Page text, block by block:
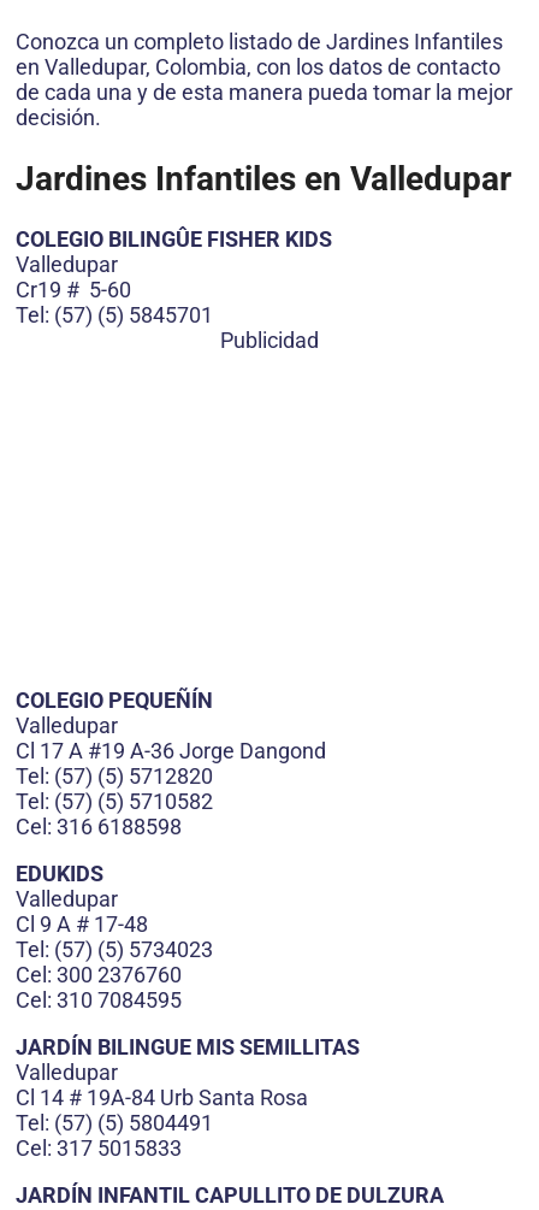
Conozca un completo listado de Jardines Infantiles
en Valledupar, Colombia, con los datos de contacto
de cada una y de esta manera pueda tomar la mejor
decisión.
Jardines Infantiles en Valledupar
COLEGIO BILINGÛE FISHER KIDS
Valledupar
Cr19 # 5-60
Tel: (57) (5) 5845701
Publicidad
COLEGIO PEQUEÑÍN
Valledupar
Cl 17 A #19 A-36 Jorge Dangond
Tel: (57) (5) 5712820
Tel: (57) (5) 5710582
Cel: 316 6188598
EDUKIDS
Valledupar
Cl 9 A # 17-48
Tel: (57) (5) 5734023
Cel: 300 2376760
Cel: 310 7084595
JARDÍN BILINGUE MIS SEMILLITAS
Valledupar
Cl 14 # 19A-84 Urb Santa Rosa
Tel: (57) (5) 5804491
Cel: 317 5015833
JARDÍN INFANTIL CAPULLITO DE DULZURA